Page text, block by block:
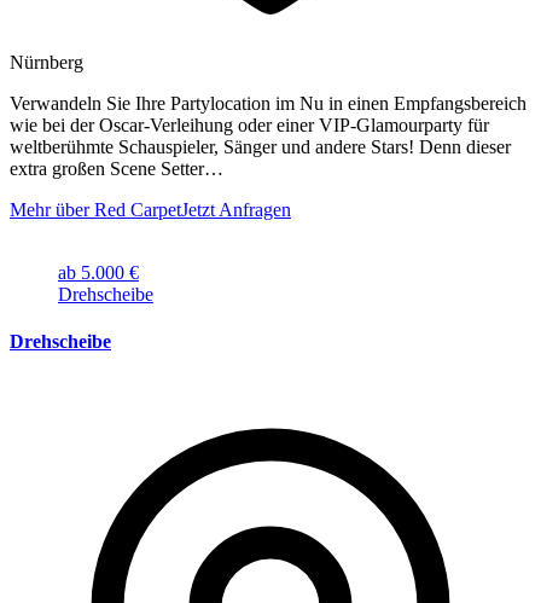
Nürnberg
Verwandeln Sie Ihre Partylocation im Nu in einen Empfangsbereich
wie bei der Oscar-Verleihung oder einer VIP-Glamourparty für
weltberühmte Schauspieler, Sänger und andere Stars! Denn dieser
extra großen Scene Setter…
Mehr über Red CarpetJetzt Anfragen
ab 5.000 €
Drehscheibe
Drehscheibe